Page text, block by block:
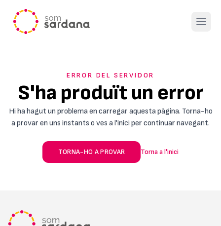
Open
ERROR DEL SERVIDOR
S'ha produït un error
Hi ha hagut un problema en carregar aquesta pàgina. Torna-ho
a provar en uns instants o ves a l'inici per continuar navegant.
TORNA-HO A PROVAR Torna a l'inici